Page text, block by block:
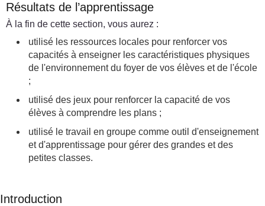
Résultats de l’apprentissage
À la fin de cette section, vous aurez :
utilisé les ressources locales pour renforcer vos
capacités à enseigner les caractéristiques physiques
de l'environnement du foyer de vos élèves et de l'école
;
utilisé des jeux pour renforcer la capacité de vos
élèves à comprendre les plans ;
utilisé le travail en groupe comme outil d'enseignement
et d'apprentissage pour gérer des grandes et des
petites classes.
Introduction